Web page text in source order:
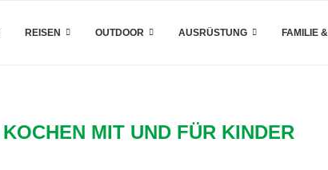
REISEN OUTDOOR AUSRÜSTUNG FAMILIE
KOCHEN MIT UND FÜR KINDER